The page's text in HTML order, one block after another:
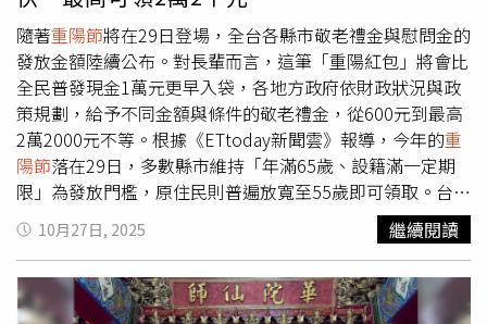
隨著重陽節將在29日登場，全台各縣市敬老禮金與慰問金的
發放金額陸續公布。對長輩而言，這筆「重陽紅包」將會比
全民普發現金1萬元更早入袋，各地方政府依財政狀況與政
策規劃，給予不同金額與條件的敬老禮金，從600元到最高
2萬2000元不等。根據《ETtoday新聞雲》報導，今年的重
陽節落在29日，多數縣市維持「年滿65歲、設籍滿一定期
限」為發放門檻，原住民則普遍放寬至55歲即可領取。台北
市的發放標準為65至84歲長者可領1500元，85至98歲為
3000元，99歲以上可獲1萬元及禮品乙份。新北市採年齡分
級制度，65至79歲發1500元，80至89歲2000元，90至99
歲5000元，滿百者可領2萬元。桃園市則維持2級制，65歲
10月27日, 2025 繼續閱讀